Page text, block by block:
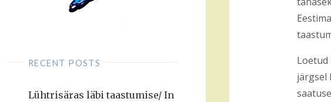
RECENT POSTS
Lühtrisäras läbi taastumise/ In
Loetud
järgsel